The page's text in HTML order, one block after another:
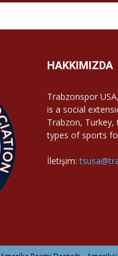
HAKKIMIZDA
Trabzonspor
is a social
Trabzon,
types of sports
İletişim: